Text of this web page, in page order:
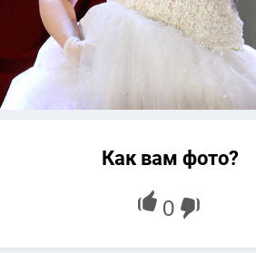
Как вам фото?